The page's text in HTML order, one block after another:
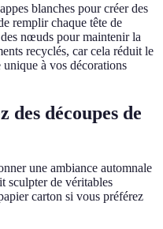
blanches pour créer des
remplir chaque tête de
nœuds pour maintenir la
recyclés, car cela réduit le
à vos décorations
des découpes de
une ambiance automnale
sculpter de véritables
carton si vous préférez